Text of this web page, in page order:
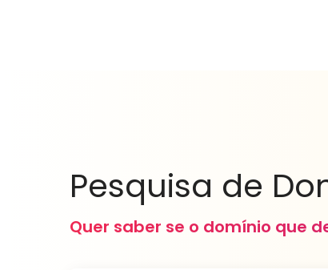
Pesquisa de
Quer saber se o domínio que